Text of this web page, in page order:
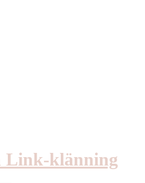
Link-klänning